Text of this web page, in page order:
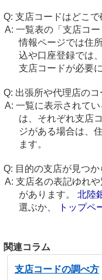
支店コードはどこで
一覧表の「支店コ
情報ページでは住
込や口座登録では
支店コードが必要
出張所や代理店の
一覧に表示されて
は、それぞれ支店
ジがある場合は、
ます。
目的の支店が見つ
支店名の表記ゆれ
があります。 北陸
選ぶか、
トップペ
関連コラム
支店コードの調べ方